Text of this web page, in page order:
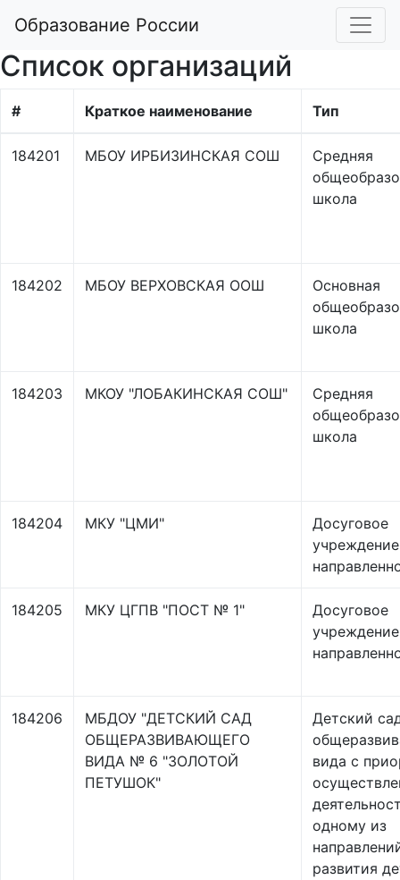
Образование России
Список организаций
# Краткое наименование Тип
184201 МБОУ ИРБИЗИНСКАЯ СОШ
Средняя
школа
184202 МБОУ ВЕРХОВСКАЯ ООШ
Основная
школа
184203 МКОУ "ЛОБАКИНСКАЯ СОШ"
Средняя
школа
184204 МКУ "ЦМИ"
Досуговое
184205 МКУ ЦГПВ "ПОСТ № 1"
Досуговое
184206
МБДОУ "ДЕТСКИЙ САД
ОБЩЕРАЗВИВАЮЩЕГО
ВИДА № 6 "ЗОЛОТОЙ
ПЕТУШОК"
Детский
вида с
одному из
развития